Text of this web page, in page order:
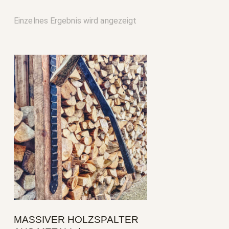
Einzelnes Ergebnis wird angezeigt
MASSIVER HOLZSPALTER